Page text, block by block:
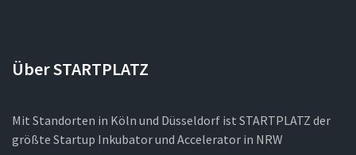
Über STARTPLATZ
Mit Standorten in Köln und Düsseldorf ist STARTPLATZ der
größte Startup Inkubator und Accelerator in NRW